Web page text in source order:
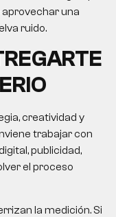
una
ruido.
creatividad y
trabajar con
publicidad,
el proceso
la medición. Si